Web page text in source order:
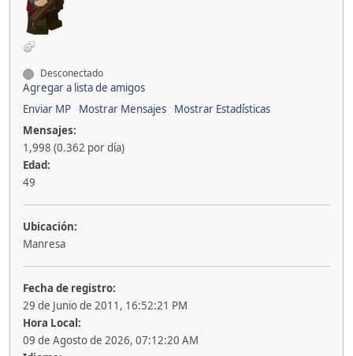
Desconectado
Agregar a lista de amigos
Enviar MP
Mostrar Mensajes
Mostrar Estadísticas
Mensajes:
1,998 (0.362 por día)
Edad:
49
Ubicación:
Manresa
Fecha de registro:
29 de Junio de 2011, 16:52:21 PM
Hora Local:
09 de Agosto de 2026, 07:12:20 AM